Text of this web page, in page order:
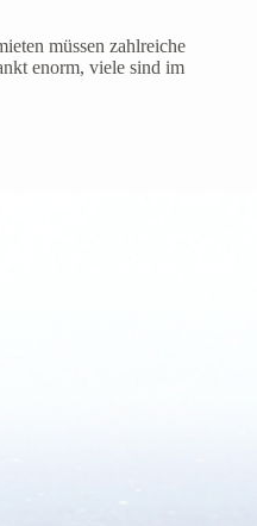
müssen zahlreiche
enorm, viele sind im